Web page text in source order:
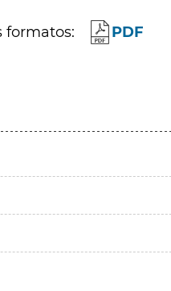
formatos: PDF